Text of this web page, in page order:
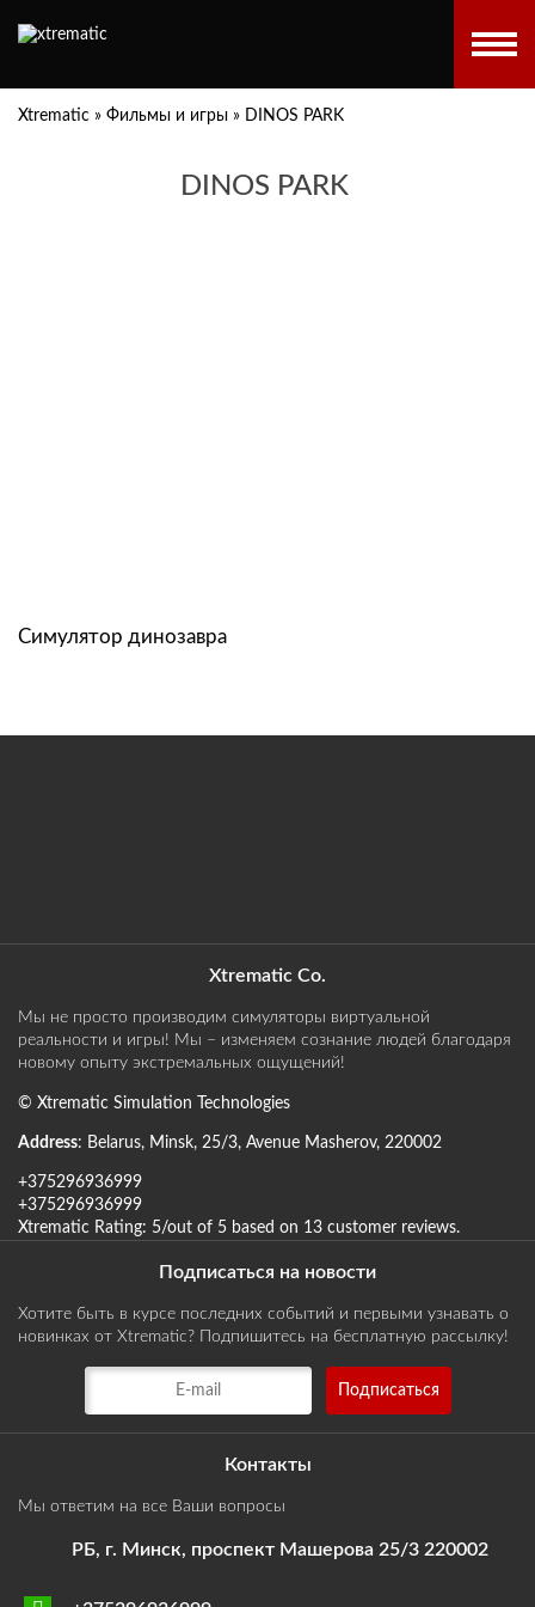
Xtrematic » Фильмы и игры » DINOS PARK
DINOS PARK
Симулятор динозавра
Xtrematic Co.
Мы не просто производим симуляторы виртуальной
реальности и игры! Мы – изменяем сознание людей благодаря
новому опыту экстремальных ощущений!
© Xtrematic Simulation Technologies
Address: Belarus, Minsk, 25/3, Avenue Masherov, 220002
+375296936999
+375296936999
Xtrematic Rating: 5/out of 5 based on 13 customer reviews.
Подписаться на новости
Хотите быть в курсе последних событий и первыми узнавать о
новинках от Xtrematic? Подпишитесь на бесплатную рассылку!
Контакты
Мы ответим на все Ваши вопросы
РБ, г. Минск, проспект Машерова 25/3 220002